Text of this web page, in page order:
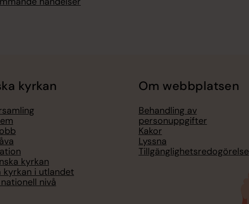
kyrkan
kyrkan
kyrkan i utlandet
nivå
Om webbplatsen
Behandling av
personuppgifter
Kakor
Lyssna
Tillgänglighetsredogörelse